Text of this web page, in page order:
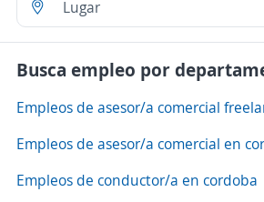
Busca empleo por
Empleos de asesor/a comercial
Empleos de asesor/a comercial en
Empleos de conductor/a en cordoba